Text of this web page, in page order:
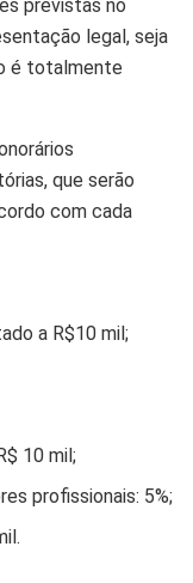
previstas no
legal, seja
é totalmente
que serão
com cada
a R$10 mil;
10 mil;
profissionais: 5%;